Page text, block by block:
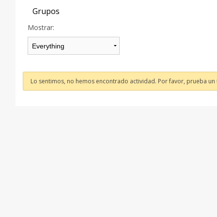
Grupos
Mostrar:
Lo sentimos, no hemos encontrado actividad. Por favor, prueba